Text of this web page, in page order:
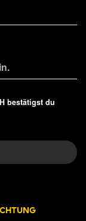
bestätigst du